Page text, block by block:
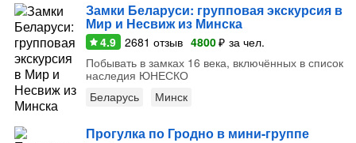
Замки Беларуси: групповая экскурсия в
Мир и Несвиж из Минска
4.9 2681 отзыв 4800₽ за чел.
Побывать в замках 16 века, включённых в список
наследия ЮНЕСКО
Беларусь
Минск
Прогулка по Гродно в мини-группе